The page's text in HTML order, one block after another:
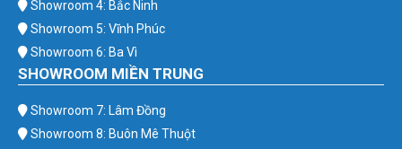
Showroom 4: Bắc Ninh
Showroom 5: Vĩnh Phúc
Showroom 6: Ba Vì
SHOWROOM MIỀN TRUNG
Showroom 7: Lâm Đồng
Showroom 8: Buôn Mê Thuột